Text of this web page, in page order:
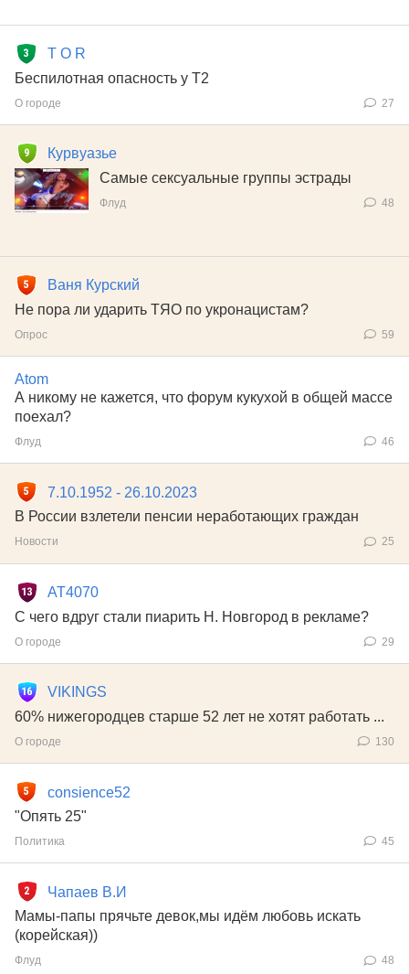
T O R
Беспилотная опасность у Т2
27
О городе
Курвуазье
Самые сексуальные группы эстрады
48
Флуд
Ваня Курский
Не пора ли ударить ТЯО по укронацистам?
59
Опрос
Atom
А никому не кажется, что форум кукухой в общей массе
поехал?
46
Флуд
7.10.1952 - 26.10.2023
В России взлетели пенсии неработающих граждан
25
Новости
AT4070
С чего вдруг стали пиарить Н. Новгород в рекламе?
29
О городе
VIKINGS
60% нижегородцев старше 52 лет не хотят работать ...
130
О городе
consience52
"Опять 25"
45
Политика
Чапаев В.И
Мамы-папы прячьте девок,мы идём любовь искать
(корейская))
48
Флуд